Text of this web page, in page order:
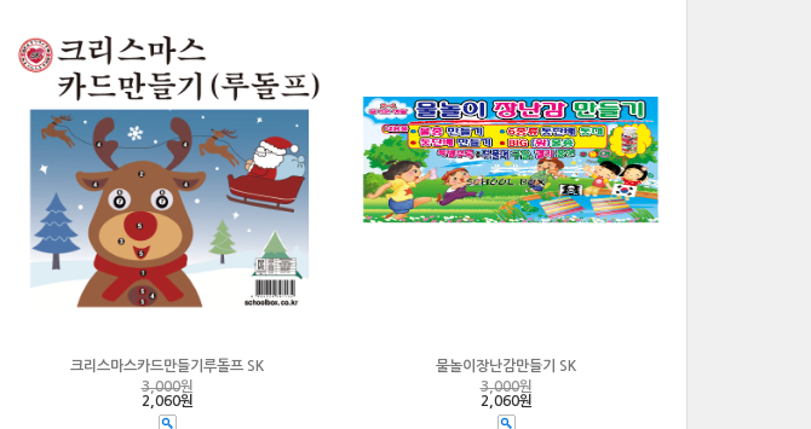
크리스마스카드만들기루돌프 SK
3,000원
2,060원
물놀이장난감만들기 SK
3,000원
2,060원